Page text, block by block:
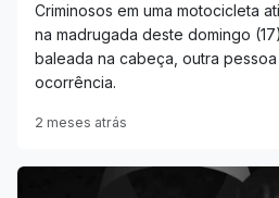
Criminosos em uma motocicleta
na madrugada deste domingo
baleada na cabeça, outra
ocorrência.
2 meses atrás